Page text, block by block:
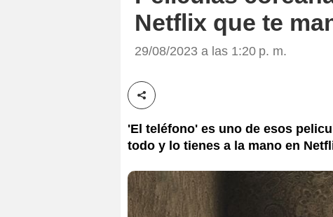
Netflix que te
29/08/2023 a las 1:20 p. m.
Compartir esta noticia
'El teléfono' es uno de esos
todo y lo tienes a la mano en